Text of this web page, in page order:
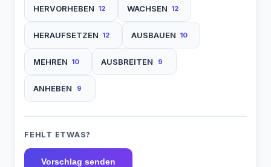
HERVORHEBEN 12 WACHSEN 12
HERAUFSETZEN 12 AUSBAUEN 10
MEHREN 10 AUSBREITEN 9
ANHEBEN 9
FEHLT ETWAS?
Vorschlag senden